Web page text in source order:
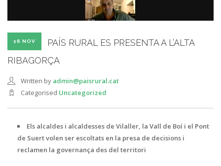
CONTACTE
SEARCH SITE
16 NOV
PAÍS RURAL ES PRESENTA A L’ALTA
RIBAGORÇA
Written by admin@paisrural.cat
Categorised Uncategorized
Els alcaldes i alcaldesses de Vilaller, la Vall de Boí i el Pont
de Suert volen ser escoltats en la presa de decisions i
reclamen la governança des del territori